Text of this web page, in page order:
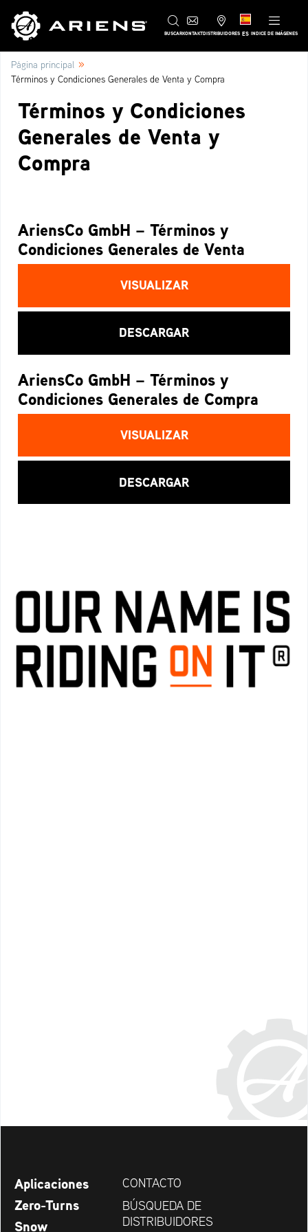
BUSCARKONTAKTDISTRIBUIDORES ES INDICE DE IMÁGENES
Página principal »
Términos y Condiciones Generales de Venta y Compra
Términos y Condiciones
Generales de Venta y
Compra
AriensCo GmbH – Términos y
Condiciones Generales de Venta
VISUALIZAR
DESCARGAR
AriensCo GmbH – Términos y
Condiciones Generales de Compra
VISUALIZAR
DESCARGAR
Aplicaciones
Zero-Turns
Snow
CONTACTO
BÚSQUEDA DE
DISTRIBUIDORES